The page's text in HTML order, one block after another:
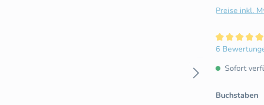
Preise inkl.
6
Sofort
Buchstaben